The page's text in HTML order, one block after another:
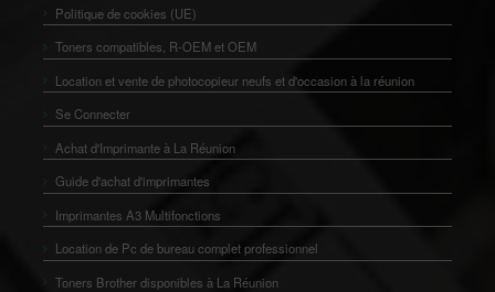
Politique de cookies (UE)
Toners compatibles, R-OEM et OEM
Location et vente de photocopieur neufs et d'occasion à la réunion
Se Connecter
Achat d'Imprimante à La Réunion
Guide d'achat d'imprimantes
Imprimantes A3 Multifonctions
Location de Pc de bureau complet professionnel
Toners Brother disponibles à La Réunion